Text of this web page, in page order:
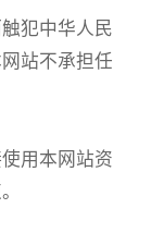
犯中华人民
站不承担任
用本网站资